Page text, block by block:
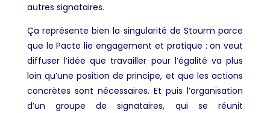
autres signataires.
Ça représente bien la singularité de Stourm parce
que le Pacte lie engagement et pratique : on veut
diffuser l’idée que travailler pour l’égalité va plus
loin qu’une position de principe, et que les actions
concrètes sont nécessaires. Et puis l’organisation
d’un groupe de signataires, qui se réunit